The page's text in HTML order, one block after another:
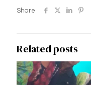
Share
Related posts